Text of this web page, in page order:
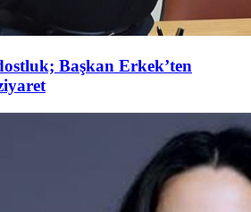
Başkan Erkek’ten